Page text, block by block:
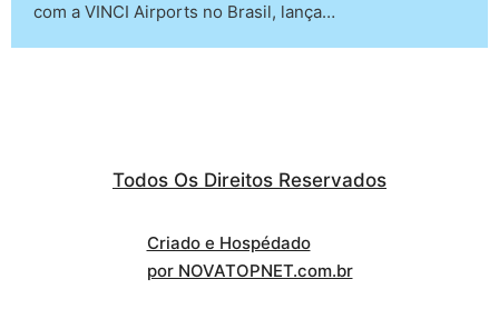
com a VINCI Airports no Brasil, lança…
Todos Os Direitos Reservados
Criado e Hospédado
por NOVATOPNET.com.br